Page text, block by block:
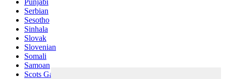
Punjabi
Serbian
Sesotho
Sinhala
Slovak
Slovenian
Somali
Samoan
Scots Gaelic